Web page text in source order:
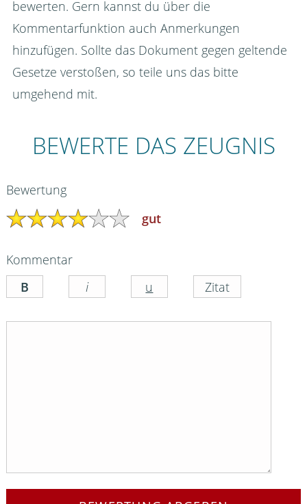
bewerten. Gern kannst du über die
Kommentarfunktion auch Anmerkungen
hinzufügen. Sollte das Dokument gegen geltende
Gesetze verstoßen, so teile uns das bitte
umgehend mit.
BEWERTE DAS ZEUGNIS
Bewertung
gut
Kommentar